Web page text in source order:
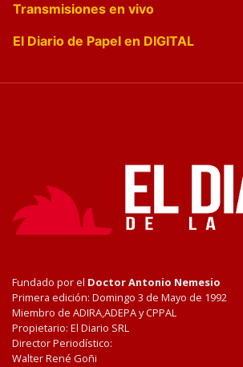
Transmisiones en vivo
El Diario de Papel en DIGITAL
Fundado por el Doctor Antonio Nemesio
Primera edición: Domingo 3 de Mayo de 1992
Miembro de ADIRA,ADEPA y CPPAL
Propietario: El Diario SRL
Director Periodístico:
Walter René Goñi